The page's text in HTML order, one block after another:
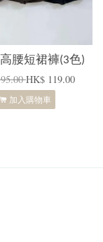
腰短裙褲(3色)
HK$ 119.00
加入購物車